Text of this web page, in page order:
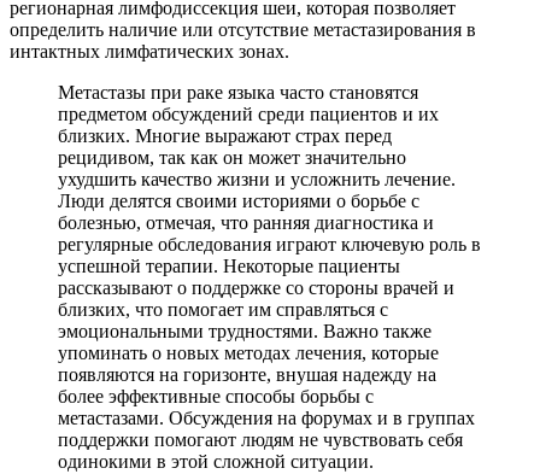
регионарная лимфодиссекция шеи, которая позволяет
определить наличие или отсутствие метастазирования в
интактных лимфатических зонах.
Метастазы при раке языка часто становятся
предметом обсуждений среди пациентов и их
близких. Многие выражают страх перед
рецидивом, так как он может значительно
ухудшить качество жизни и усложнить лечение.
Люди делятся своими историями о борьбе с
болезнью, отмечая, что ранняя диагностика и
регулярные обследования играют ключевую роль в
успешной терапии. Некоторые пациенты
рассказывают о поддержке со стороны врачей и
близких, что помогает им справляться с
эмоциональными трудностями. Важно также
упоминать о новых методах лечения, которые
появляются на горизонте, внушая надежду на
более эффективные способы борьбы с
метастазами. Обсуждения на форумах и в группах
поддержки помогают людям не чувствовать себя
одинокими в этой сложной ситуации.